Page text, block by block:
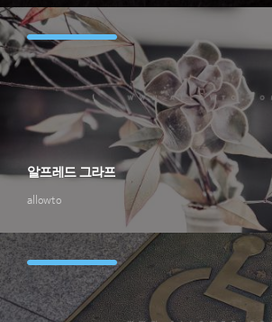
allowto
알프레드 그라프